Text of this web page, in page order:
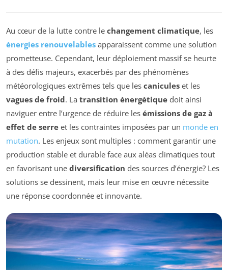
Au cœur de la lutte contre le changement climatique, les
énergies renouvelables apparaissent comme une solution
prometteuse. Cependant, leur déploiement massif se heurte
à des défis majeurs, exacerbés par des phénomènes
météorologiques extrêmes tels que les canicules et les
vagues de froid. La transition énergétique doit ainsi
naviguer entre l’urgence de réduire les émissions de gaz à
effet de serre et les contraintes imposées par un monde en
mutation. Les enjeux sont multiples : comment garantir une
production stable et durable face aux aléas climatiques tout
en favorisant une diversification des sources d’énergie? Les
solutions se dessinent, mais leur mise en œuvre nécessite
une réponse coordonnée et innovante.